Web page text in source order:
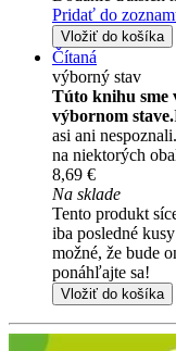
Pridať do
Vložiť do košíka
Čítaná
výborný stav
Túto knihu sme
výbornom stave.
asi ani
na niektorých
8,69 €
Na sklade
Tento produkt
iba posledné
možné, že bude
ponáhľajte sa!
Vložiť do košíka